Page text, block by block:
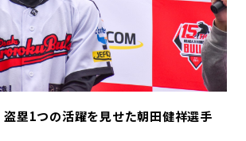
塁1つの活躍を見せた朝田健祥選手